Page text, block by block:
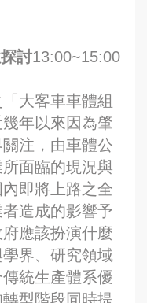
討13:00~15:00
大客車車體組
年以來因為肇
注，由車體公
面臨的現況與
即將上路之全
造成的影響予
應該扮演什麼
界、研究領域
統生產體系優
型階段同時提